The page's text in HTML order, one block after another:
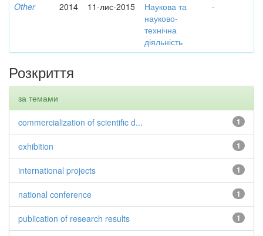
Other 2014 11-лис-2015
Наукова та
науково-
технічна
діяльність
-
Розкриття
за темами
1
commercialization of scientific d...
1
exhibition
1
international projects
1
national conference
1
publication of research results